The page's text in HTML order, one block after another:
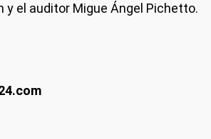
y el auditor Migue Ángel Pichetto.